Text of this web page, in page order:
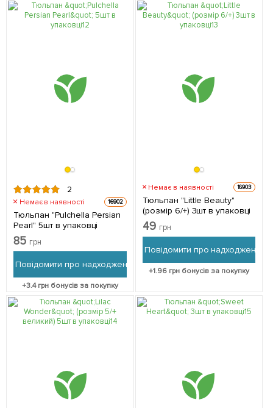
2
Немає в наявності 16902
Тюльпан "Pulchella Persian
Pearl" 5шт в упаковці
85 грн
Повідомити про надходження
+3.4грн бонусів за покупку
Немає в наявності 16903
Тюльпан "Little Beauty"
(розмір 6/+) 3шт в упаковці
49 грн
Повідомити про надходження
+1.96 грн бонусів за покупку